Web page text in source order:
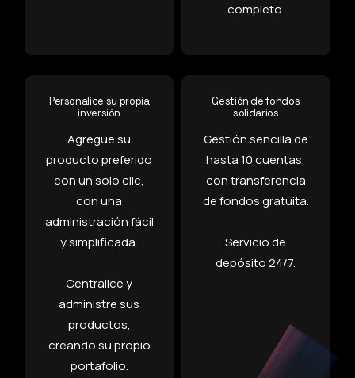
completo.
Personalice su propia
inversión
Agregue su
producto preferido
con un solo clic,
con una
administración fácil
y simplificada.
Centralice y
administre sus
productos,
creando su propio
portafolio.
Gestión de fondos
solidarios
Gestión sencilla de
hasta 10 cuentas,
con transferencia
de fondos gratuita.
Servicio de
depósito 24/7.